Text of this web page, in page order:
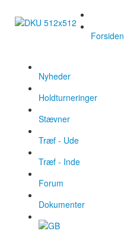
Forsiden
Nyheder
Holdturneringer
Stævner
Træf - Ude
Træf - Inde
Forum
Dokumenter